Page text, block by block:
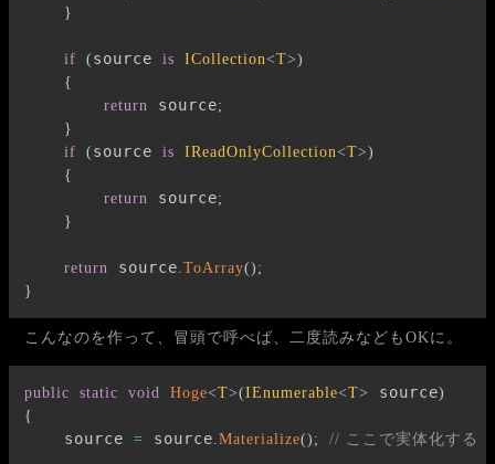
}
if ( source is ICollection<T>)
{
return source;
}
if
( source is IReadOnlyCollection<T>)
{
return source;
}
return source.ToArray() ;
}
こんなのを作って、冒頭で呼べば、二度読みなどもOKに。
public static void Hoge<T>(IEnumerable<T> source)
{
    source
= source.Materialize() ; // ここで実体化する